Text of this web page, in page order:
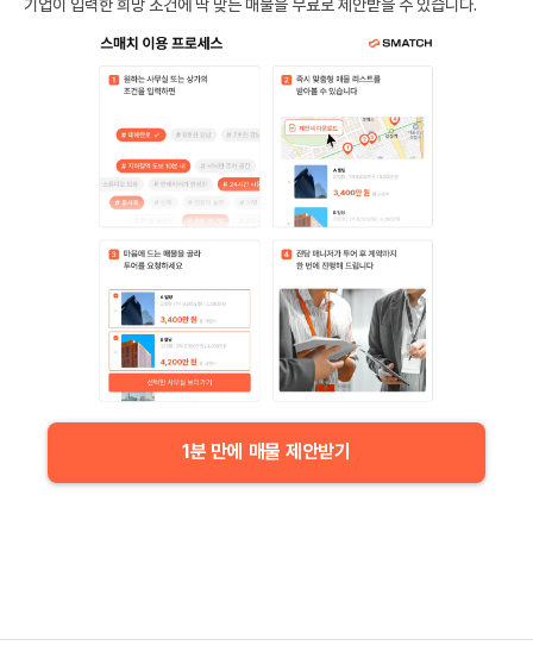
기업이 입력한 희망 조건에 딱 맞는 매물을 무료로 제안받을 수 있습니다.
1분 만에 매물 제안받기